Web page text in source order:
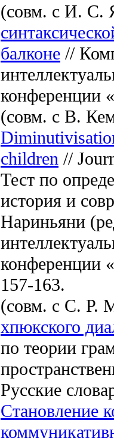
(совм. с И. С.
балконе //
конференции
(совм. с В.
children //
Тест по
история и
Нариньяни
конференции
157-163.
(совм. с С. Р.
хпюкского
по теории
Русские
Становление